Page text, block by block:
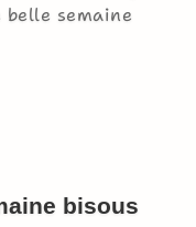
semaine
bisous